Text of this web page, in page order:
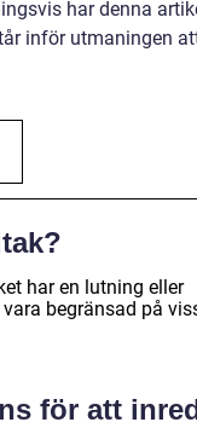
har denna
inför utmaningen
har en lutning eller
begränsad på
för att